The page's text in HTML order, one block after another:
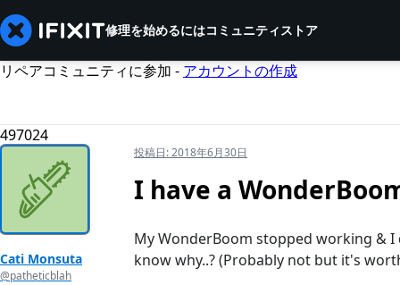
修理を始めるにはコミュニティストア
リペアコミュニティに参加 - アカウントの作成
497024
Cati Monsuta
@patheticblah
投稿日:2018年6月30日
I have a
My WonderBoom stopped working &
know why..? (Probably not but it's